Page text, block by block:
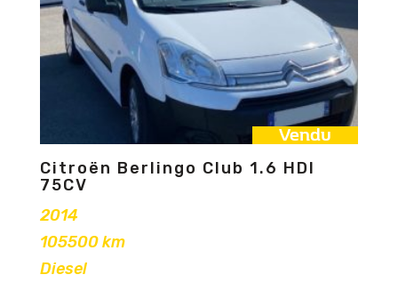
Vendu
Citroën Berlingo Club 1.6 HDI
75CV
2014
105500 km
Diesel